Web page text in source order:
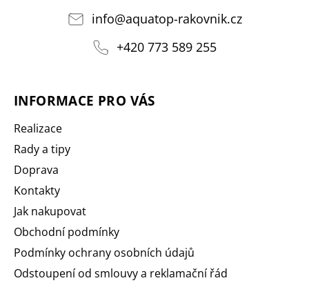
info@aquatop-rakovnik.cz
+420 773 589 255
INFORMACE PRO VÁS
Realizace
Rady a tipy
Doprava
Kontakty
Jak nakupovat
Obchodní podmínky
Podmínky ochrany osobních údajů
Odstoupení od smlouvy a reklamační řád